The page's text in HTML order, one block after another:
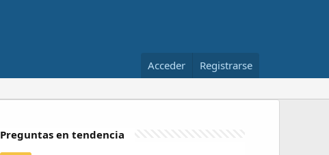
Acceder Registrarse
Preguntas en tendencia